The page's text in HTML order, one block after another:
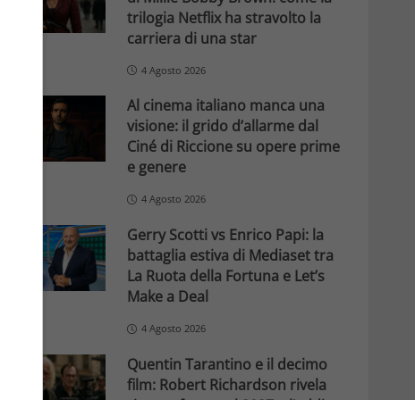
trilogia Netflix ha stravolto la
carriera di una star
4 Agosto 2026
Al cinema italiano manca una
visione: il grido d’allarme dal
Ciné di Riccione su opere prime
e genere
4 Agosto 2026
Gerry Scotti vs Enrico Papi: la
battaglia estiva di Mediaset tra
La Ruota della Fortuna e Let’s
Make a Deal
4 Agosto 2026
Quentin Tarantino e il decimo
film: Robert Richardson rivela